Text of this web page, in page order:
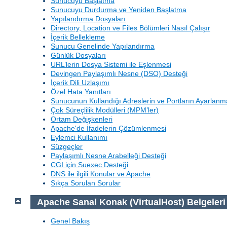
Sunucuyu Durdurma ve Yeniden Başlatma
Yapılandırma Dosyaları
Directory, Location ve Files Bölümleri Nasıl Çalışır
İçerik Bellekleme
Sunucu Genelinde Yapılandırma
Günlük Dosyaları
URL’lerin Dosya Sistemi ile Eşlenmesi
Devingen Paylaşımlı Nesne (DSO) Desteği
İçerik Dili Uzlaşımı
Özel Hata Yanıtları
Sunucunun Kullandığı Adreslerin ve Portların
Çok Süreçlilik Modülleri (MPM’ler)
Ortam Değişkenleri
Apache'de İfadelerin Çözümlenmesi
Eylemci Kullanımı
Süzgeçler
Paylaşımlı Nesne Arabelleği Desteği
CGI için Suexec Desteği
DNS ile ilgili Konular ve Apache
Sıkça Sorulan Sorular
Apache Sanal Konak (VirtualHost) Belgeleri
Genel Bakış